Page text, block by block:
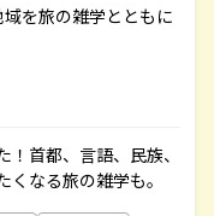
を旅の雑学とともに
首都、言語、民族、
なる旅の雑学も。